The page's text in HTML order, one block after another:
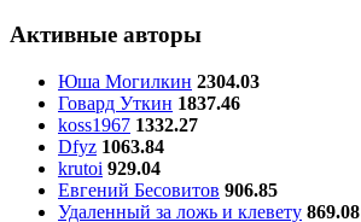
Активные авторы
Юша Могилкин 2304.03
Говард Уткин 1837.46
koss1967 1332.27
Dfyz 1063.84
krutoi 929.04
Евгений Бесовитов 906.85
Удаленный за ложь и клевету 869.08